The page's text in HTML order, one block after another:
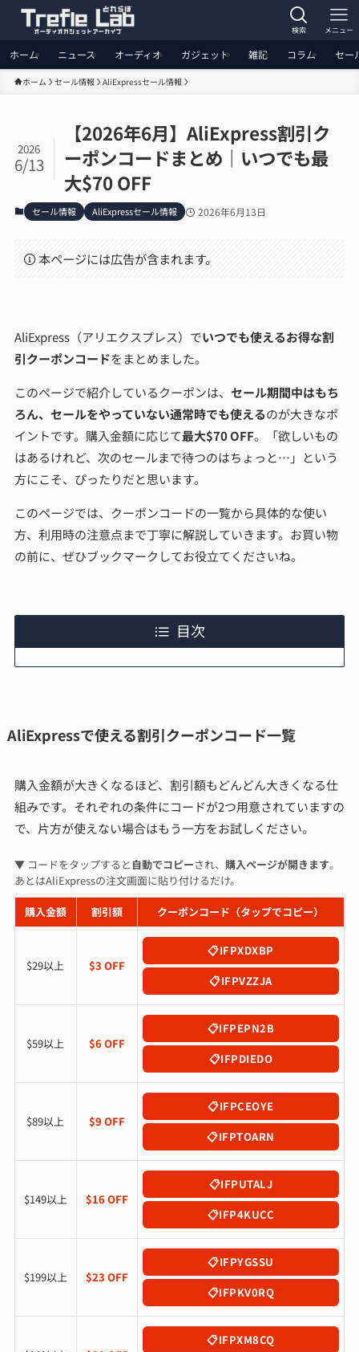
検索 メニュー
ホーム ニュース オーディオ ガジェット 雑記 コラム セー
ホーム セール情報 AliExpressセール情報
【2026年6月】AliExpress割引ク
ーポンコードまとめ｜いつでも最
大$70 OFF
2026
6/13
セール情報 AliExpressセール情報 2026年6月13日
本ページには広告が含まれます。
AliExpress（アリエクスプレス）でいつでも使えるお得な割
引クーポンコードをまとめました。
このページで紹介しているクーポンは、 セール期間中はもち
ろん、セールをやっていない通常時でも使えるのが大きなポ
イントです。購入金額に応じて最大$70 OFF。「欲しいもの
はあるけれど、次のセールまで待つのはちょっと…」という
方にこそ、ぴったりだと思います。
このページでは、クーポンコードの一覧から具体的な使い
方、利用時の注意点まで丁寧に解説していきます。お買い物
の前に、ぜひブックマークしてお役立てくださいね。
目次
AliExpressで使える割引クーポンコード一覧
購入金額が大きくなるほど、割引額もどんどん大きくなる仕
組みです。それぞれの条件にコードが2つ用意されていますの
で、片方が使えない場合はもう一方をお試しください。
▼ コードをタップすると 自動でコピーされ、 購入ページが開きます。
あとはAliExpressの注文画面に貼り付けるだけ。
購入金額 割引額 クーポンコード（タップでコピー）
$29以上 $3 OFF
IFPXDXBP
IFPVZZJA
$59以上 $6 OFF
IFPEPN2B
IFPDIEDO
$89以上 $9 OFF
IFPCEOYE
IFPTOARN
$149以上 $16 OFF
IFPUTALJ
IFP4KUCC
$199以上 $23 OFF
IFPYGSSU
IFPKV0RQ
IFPXM8CQ